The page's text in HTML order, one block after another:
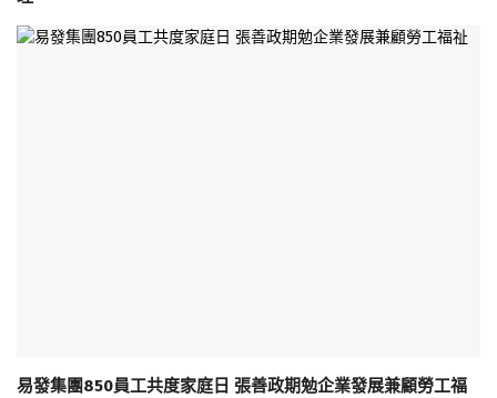
易發集團850員工共度家庭日 張善政期勉企業發展兼顧勞工福